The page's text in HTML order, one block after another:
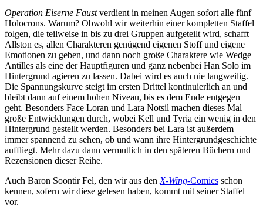
Operation Eiserne Faustverdient in meinen Augen sofort alle fünf
Holocrons. Warum? Obwohl wir weiterhin einer kompletten Staffel
folgen, die teilweise in bis zu drei Gruppen aufgeteilt wird, schafft
Allston es, allen Charakteren genügend eigenen Stoff und eigene
Emotionen zu geben, und dann noch große Charaktere wie Wedge
Antilles als eine der Hauptfiguren und ganz nebenbei Han Solo im
Hintergrund agieren zu lassen. Dabei wird es auch nie langweilig.
Die Spannungskurve steigt im ersten Drittel kontinuierlich an und
bleibt dann auf einem hohen Niveau, bis es dem Ende entgegen
geht. Besonders Face Loran und Lara Notsil machen dieses Mal
große Entwicklungen durch, wobei Kell und Tyria ein wenig in den
Hintergrund gestellt werden. Besonders bei Lara ist außerdem
immer spannend zu sehen, ob und wann ihre Hintergrundgeschichte
auffliegt. Mehr dazu dann vermutlich in den späteren Büchern und
Rezensionen dieser Reihe.
Auch Baron Soontir Fel, den wir aus denX-Wing-Comics schon
kennen, sofern wir diese gelesen haben, kommt mit seiner Staffel
vor.